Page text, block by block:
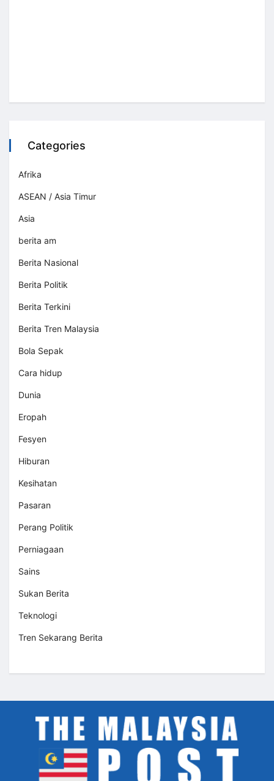
Categories
Afrika
ASEAN / Asia Timur
Asia
berita am
Berita Nasional
Berita Politik
Berita Terkini
Berita Tren Malaysia
Bola Sepak
Cara hidup
Dunia
Eropah
Fesyen
Hiburan
Kesihatan
Pasaran
Perang Politik
Perniagaan
Sains
Sukan Berita
Teknologi
Tren Sekarang Berita